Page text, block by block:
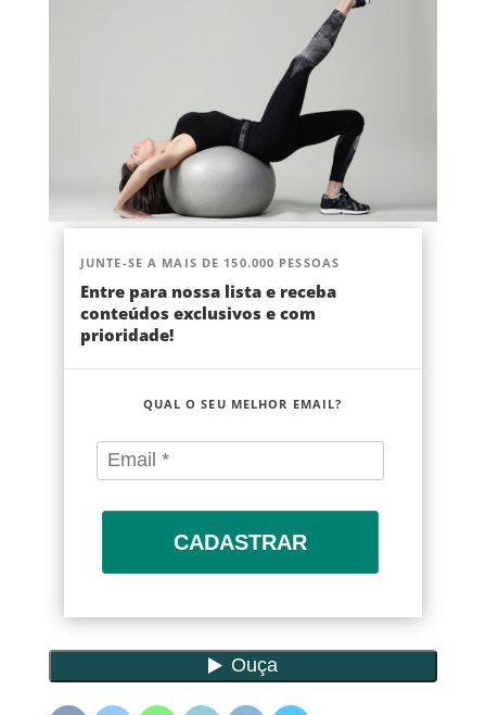
JUNTE-SE A MAIS DE 150.000 PESSOAS
Entre para nossa lista e receba
conteúdos exclusivos e com
prioridade!
QUAL O SEU MELHOR EMAIL?
CADASTRAR